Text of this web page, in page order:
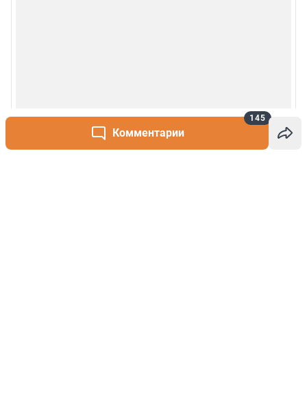
Комментарии
145